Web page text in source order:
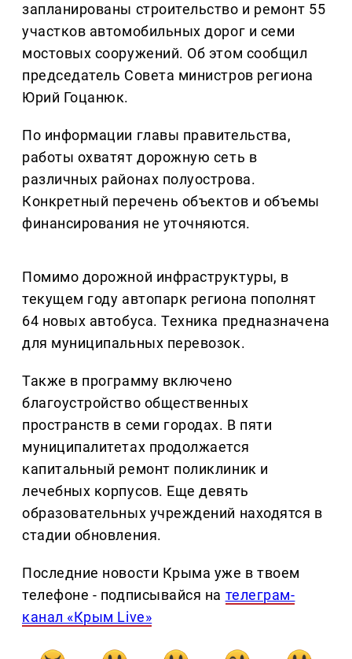
запланированы строительство и ремонт 55
участков автомобильных дорог и семи
мостовых сооружений. Об этом сообщил
председатель Совета министров региона
Юрий Гоцанюк.
По информации главы правительства,
работы охватят дорожную сеть в
различных районах полуострова.
Конкретный перечень объектов и объемы
финансирования не уточняются.
Помимо дорожной инфраструктуры, в
текущем году автопарк региона пополнят
64 новых автобуса. Техника предназначена
для муниципальных перевозок.
Также в программу включено
благоустройство общественных
пространств в семи городах. В пяти
муниципалитетах продолжается
капитальный ремонт поликлиник и
лечебных корпусов. Еще девять
образовательных учреждений находятся в
стадии обновления.
Последние новости Крыма уже в твоем
телефоне - подписывайся на телеграм-
канал «Крым Live»